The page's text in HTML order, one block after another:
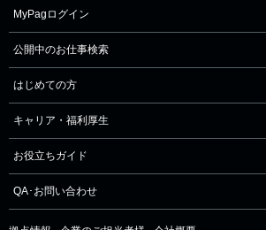
MyPagログイン
公開中のお仕事検索
はじめての方
キャリア・福利厚生
お役立ちガイド
QA･お問い合わせ